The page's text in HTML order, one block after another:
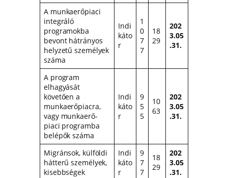
A munkaerőpiaci
integráló
programokba
bevont hátrányos
helyzetű személyek
száma
Indi
káto
r
1
0
7
7
18
29
202
3.05
.31.
A program
elhagyását
követően a
munkaerőpiacra,
vagy munkaerő-
piaci programba
belépők száma
Indi
káto
r
9
5
5
10
63
202
3.05
.31.
Migránsok, külföldi
hátterű személyek,
kisebbségek
Indi
káto
r
9
7
7
18
29
202
3.05
.31.